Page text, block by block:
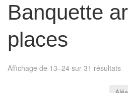
Banquette
places
Affichage de 13–24 sur 31 résultats